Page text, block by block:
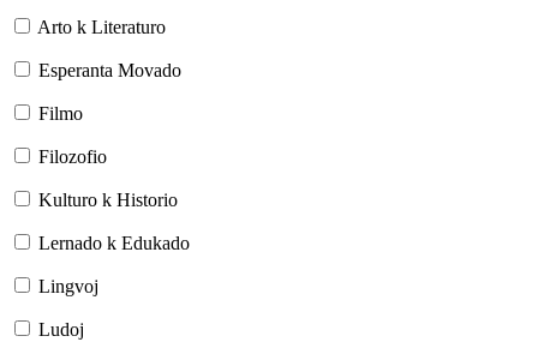
Arto k Literaturo
Esperanta Movado
Filmo
Filozofio
Kulturo k Historio
Lernado k Edukado
Lingvoj
Ludoj